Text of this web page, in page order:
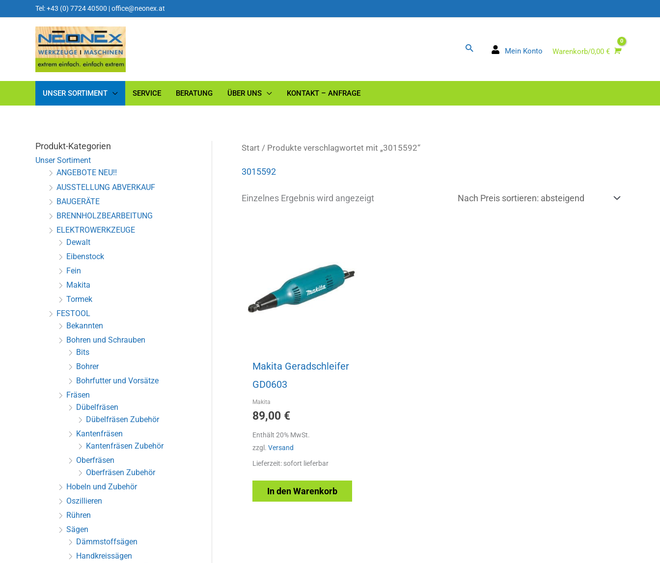
Tel: +43 (0) 7724 40500 |office@neonex.at
Suchen Mein Konto Warenkorb/0,00 €
UNSER SORTIMENT SERVICE BERATUNG ÜBER UNS KONTAKT – ANFRAGE
Produkt-Kategorien
Unser Sortiment
ANGEBOTE NEU!!
AUSSTELLUNG ABVERKAUF
BAUGERÄTE
BRENNHOLZBEARBEITUNG
ELEKTROWERKZEUGE
Dewalt
Eibenstock
Fein
Makita
Tormek
FESTOOL
Bekannten
Bohren und Schrauben
Bits
Bohrer
Bohrfutter und Vorsätze
Fräsen
Dübelfräsen
Dübelfräsen Zubehör
Kantenfräsen
Kantenfräsen Zubehör
Oberfräsen
Oberfräsen Zubehör
Hobeln und Zubehör
Oszillieren
Rühren
Sägen
Dämmstoffsägen
Handkreissägen
Start / Produkte verschlagwortet mit „3015592“
3015592
Einzelnes Ergebnis wird angezeigt
Makita Geradschleifer
GD0603
Makita
89,00 €
Enthält 20% MwSt.
zzgl. Versand
Lieferzeit: sofort lieferbar
In den Warenkorb